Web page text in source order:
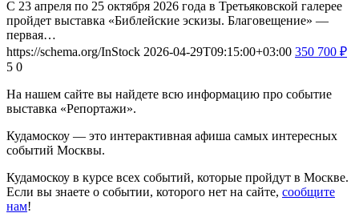
С 23 апреля по 25 октября 2026 года в Третьяковской галерее
пройдет выставка «Библейские эскизы. Благовещение» —
первая…
https://schema.org/InStock 2026-04-29T09:15:00+03:00 350 700 ₽
5 0
На нашем сайте вы найдете всю информацию про событие
выставка «Репортажи».
Кудамоскоу — это интерактивная афиша самых интересных
событий Москвы.
Кудамоскоу в курсе всех событий, которые пройдут в Москве.
Если вы знаете о событии, которого нет на сайте, сообщите
нам!